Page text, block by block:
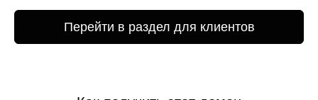
Перейти в раздел для клиентов